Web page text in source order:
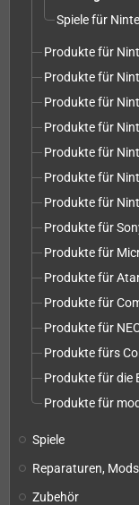
Spiele für
Produkte für
Produkte für
Produkte für
Produkte für
Produkte für
Produkte für
Produkte für
Produkte für
Produkte für
Produkte für
Produkte für
Produkte für
Produkte fürs
Produkte für die
Produkte für
Spiele
Reparaturen,
Zubehör